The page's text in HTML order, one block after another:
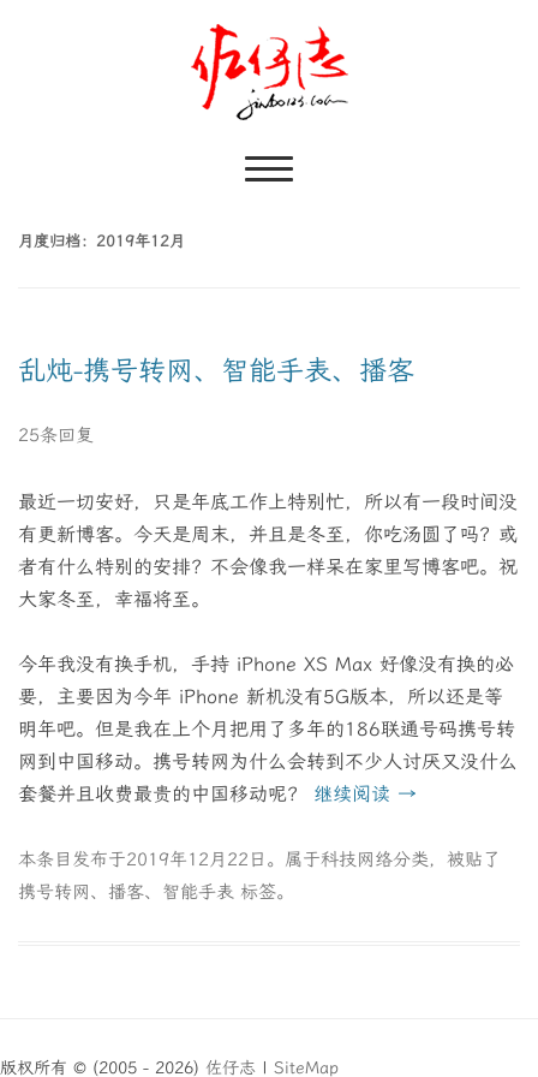
月度归档： 2019年12月
乱炖-携号转网、智能手表、播客
25条回复
最近一切安好，只是年底工作上特别忙，所以有一段时间没
有更新博客。今天是周末，并且是冬至，你吃汤圆了吗？或
者有什么特别的安排？不会像我一样呆在家里写博客吧。祝
大家冬至，幸福将至。
今年我没有换手机，手持 iPhone XS Max 好像没有换的必
要，主要因为今年 iPhone 新机没有5G版本，所以还是等
明年吧。但是我在上个月把用了多年的186联通号码携号转
网到中国移动。携号转网为什么会转到不少人讨厌又没什么
套餐并且收费最贵的中国移动呢？ 继续阅读 →
本条目发布于2019年12月22日 。属于科技网络分类，被贴了
携号转网、 播客、 智能手表 标签。
版权所有 © (2005 - 2026) 佐仔志 | SiteMap